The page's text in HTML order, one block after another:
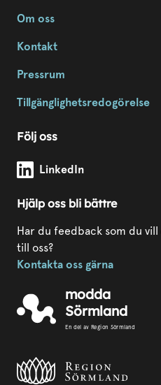
modda
Sörmland
En del av Region Sörmland
Om oss
Kontakt
Pressrum
Tillgänglighetsredogörelse
Följ oss
Modda Sörmland på
LinkedIn
Hjälp oss bli bättre
Har du feedback som du
till oss?
Kontakta oss gärna